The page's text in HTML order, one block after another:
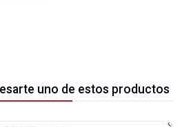
uno de estos productos